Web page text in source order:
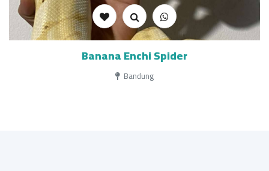
Banana Enchi Spider
Bandung